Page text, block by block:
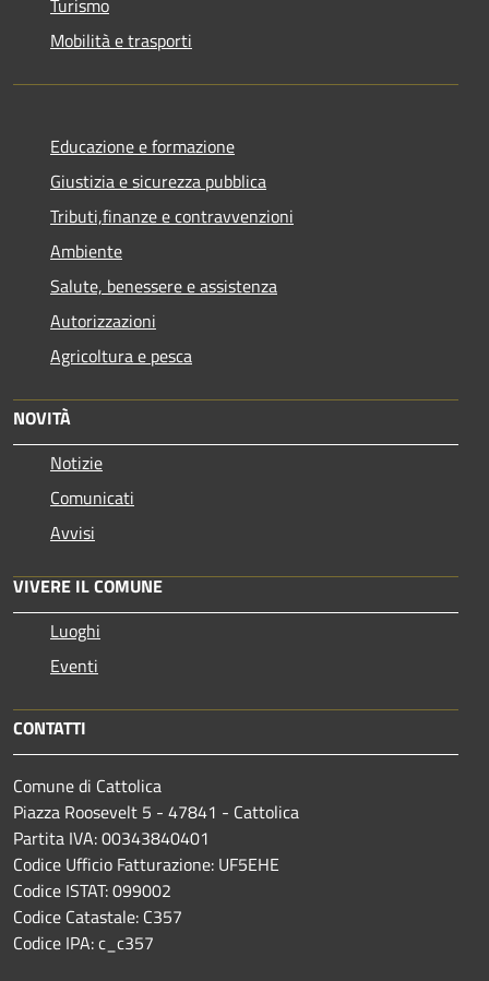
Turismo
Mobilità e trasporti
Educazione e formazione
Giustizia e sicurezza pubblica
Tributi,finanze e contravvenzioni
Ambiente
Salute, benessere e assistenza
Autorizzazioni
Agricoltura e pesca
NOVITÀ
Notizie
Comunicati
Avvisi
VIVERE IL COMUNE
Luoghi
Eventi
CONTATTI
Comune di Cattolica
Piazza Roosevelt 5 - 47841 - Cattolica
Partita IVA: 00343840401
Codice Ufficio Fatturazione: UF5EHE
Codice ISTAT: 099002
Codice Catastale: C357
Codice IPA: c_c357